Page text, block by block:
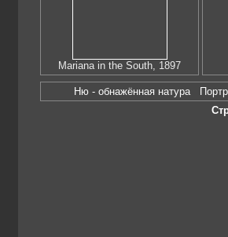
Mariana in the South, 1897
Ню - обнажённая натура